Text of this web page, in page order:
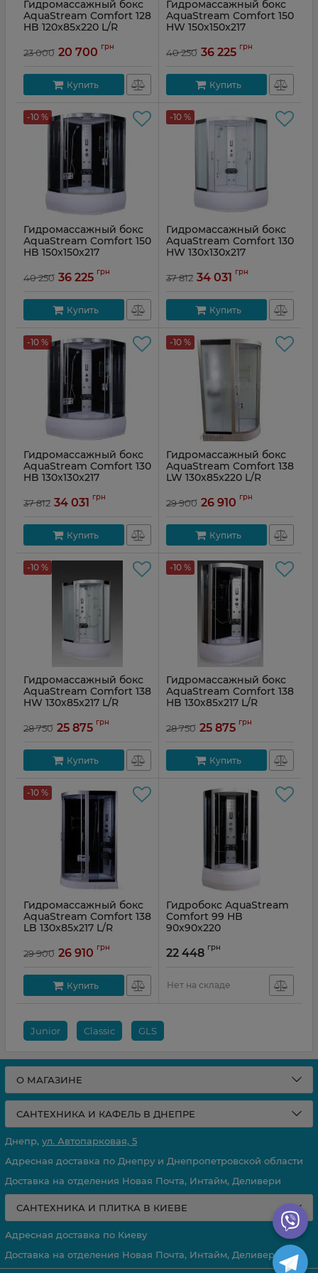
Гидромассажный бокс
AquaStream Comfort 128
HB 120x85x220 L/R
23 000 20 700 грн
Купить
Гидромассажный бокс
AquaStream Comfort 150
HW 150x150x217
40 250 36 225 грн
Купить
-10 %
Гидромассажный бокс
AquaStream Comfort 150
HB 150x150x217
40 250 36 225 грн
Купить
-10 %
Гидромассажный бокс
AquaStream Comfort 130
HW 130x130x217
37 812 34 031 грн
Купить
-10 %
Гидромассажный бокс
AquaStream Comfort 130
HB 130x130x217
37 812 34 031 грн
Купить
-10 %
Гидромассажный бокс
AquaStream Comfort 138
LW 130x85x220 L/R
29 900 26 910 грн
Купить
-10 %
Гидромассажный бокс
AquaStream Comfort 138
HW 130x85x217 L/R
28 750 25 875 грн
Купить
-10 %
Гидромассажный бокс
AquaStream Comfort 138
HB 130x85x217 L/R
28 750 25 875 грн
Купить
-10 %
Гидромассажный бокс
AquaStream Comfort 138
LB 130x85x217 L/R
29 900 26 910 грн
Купить
Гидробокс AquaStream
Comfort 99 HB
90х90х220
22 448 грн
Нет на складе
Junior Classic GLS
О МАГАЗИНЕ
САНТЕХНИКА И КАФЕЛЬ В ДНЕПРЕ
Днепр, ул. Автопарковая, 5
Адресная доставка по Днепру и Днепропетровской области
Доставка на отделения Новая Почта, Интайм, Деливери
САНТЕХНИКА И ПЛИТКА В КИЕВЕ
Адресная доставка по Киеву
Доставка на отделения Новая Почта, Интайм, Деливери